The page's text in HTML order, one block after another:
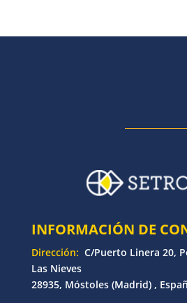
INFORMACIÓN DE
Dirección: C/Puerto Linera 20,
Las Nieves
28935, Móstoles (Madrid) ,